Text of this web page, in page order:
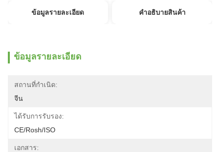
ข้อมูลรายละเอียด คําอธิบายสินค้า
ข้อมูลรายละเอียด
สถานที่กำเนิด:
จีน
ได้รับการรับรอง:
CE/Rosh/ISO
เอกสาร: